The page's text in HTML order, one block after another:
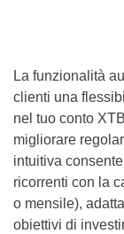
La funzionalità
clienti una
nel tuo conto
migliorare
intuitiva
ricorrenti con la
o mensile),
obiettivi di